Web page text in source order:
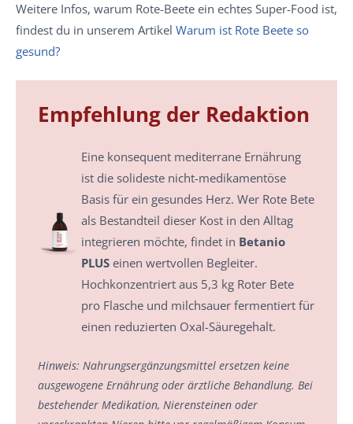
Weitere Infos, warum Rote-Beete ein echtes Super-Food ist,
findest du in unserem Artikel Warum ist Rote Beete so
gesund?
Empfehlung der Redaktion
Eine konsequent mediterrane Ernährung
ist die solideste nicht-medikamentöse
Basis für ein gesundes Herz. Wer Rote Bete
als Bestandteil dieser Kost in den Alltag
integrieren möchte, findet in Betanio
PLUSeinen wertvollen Begleiter.
Hochkonzentriert aus 5,3 kg Roter Bete
pro Flasche und milchsauer fermentiert für
einen reduzierten Oxal-Säuregehalt.
Hinweis: Nahrungsergänzungsmittel ersetzen keine
ausgewogene Ernährung oder ärztliche Behandlung. Bei
bestehender Medikation, Nierensteinen oder